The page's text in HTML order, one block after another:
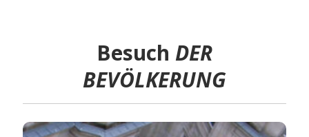
Besuch DER
BEVÖLKERUNG